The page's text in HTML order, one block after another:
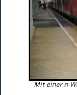
Mit einer n-